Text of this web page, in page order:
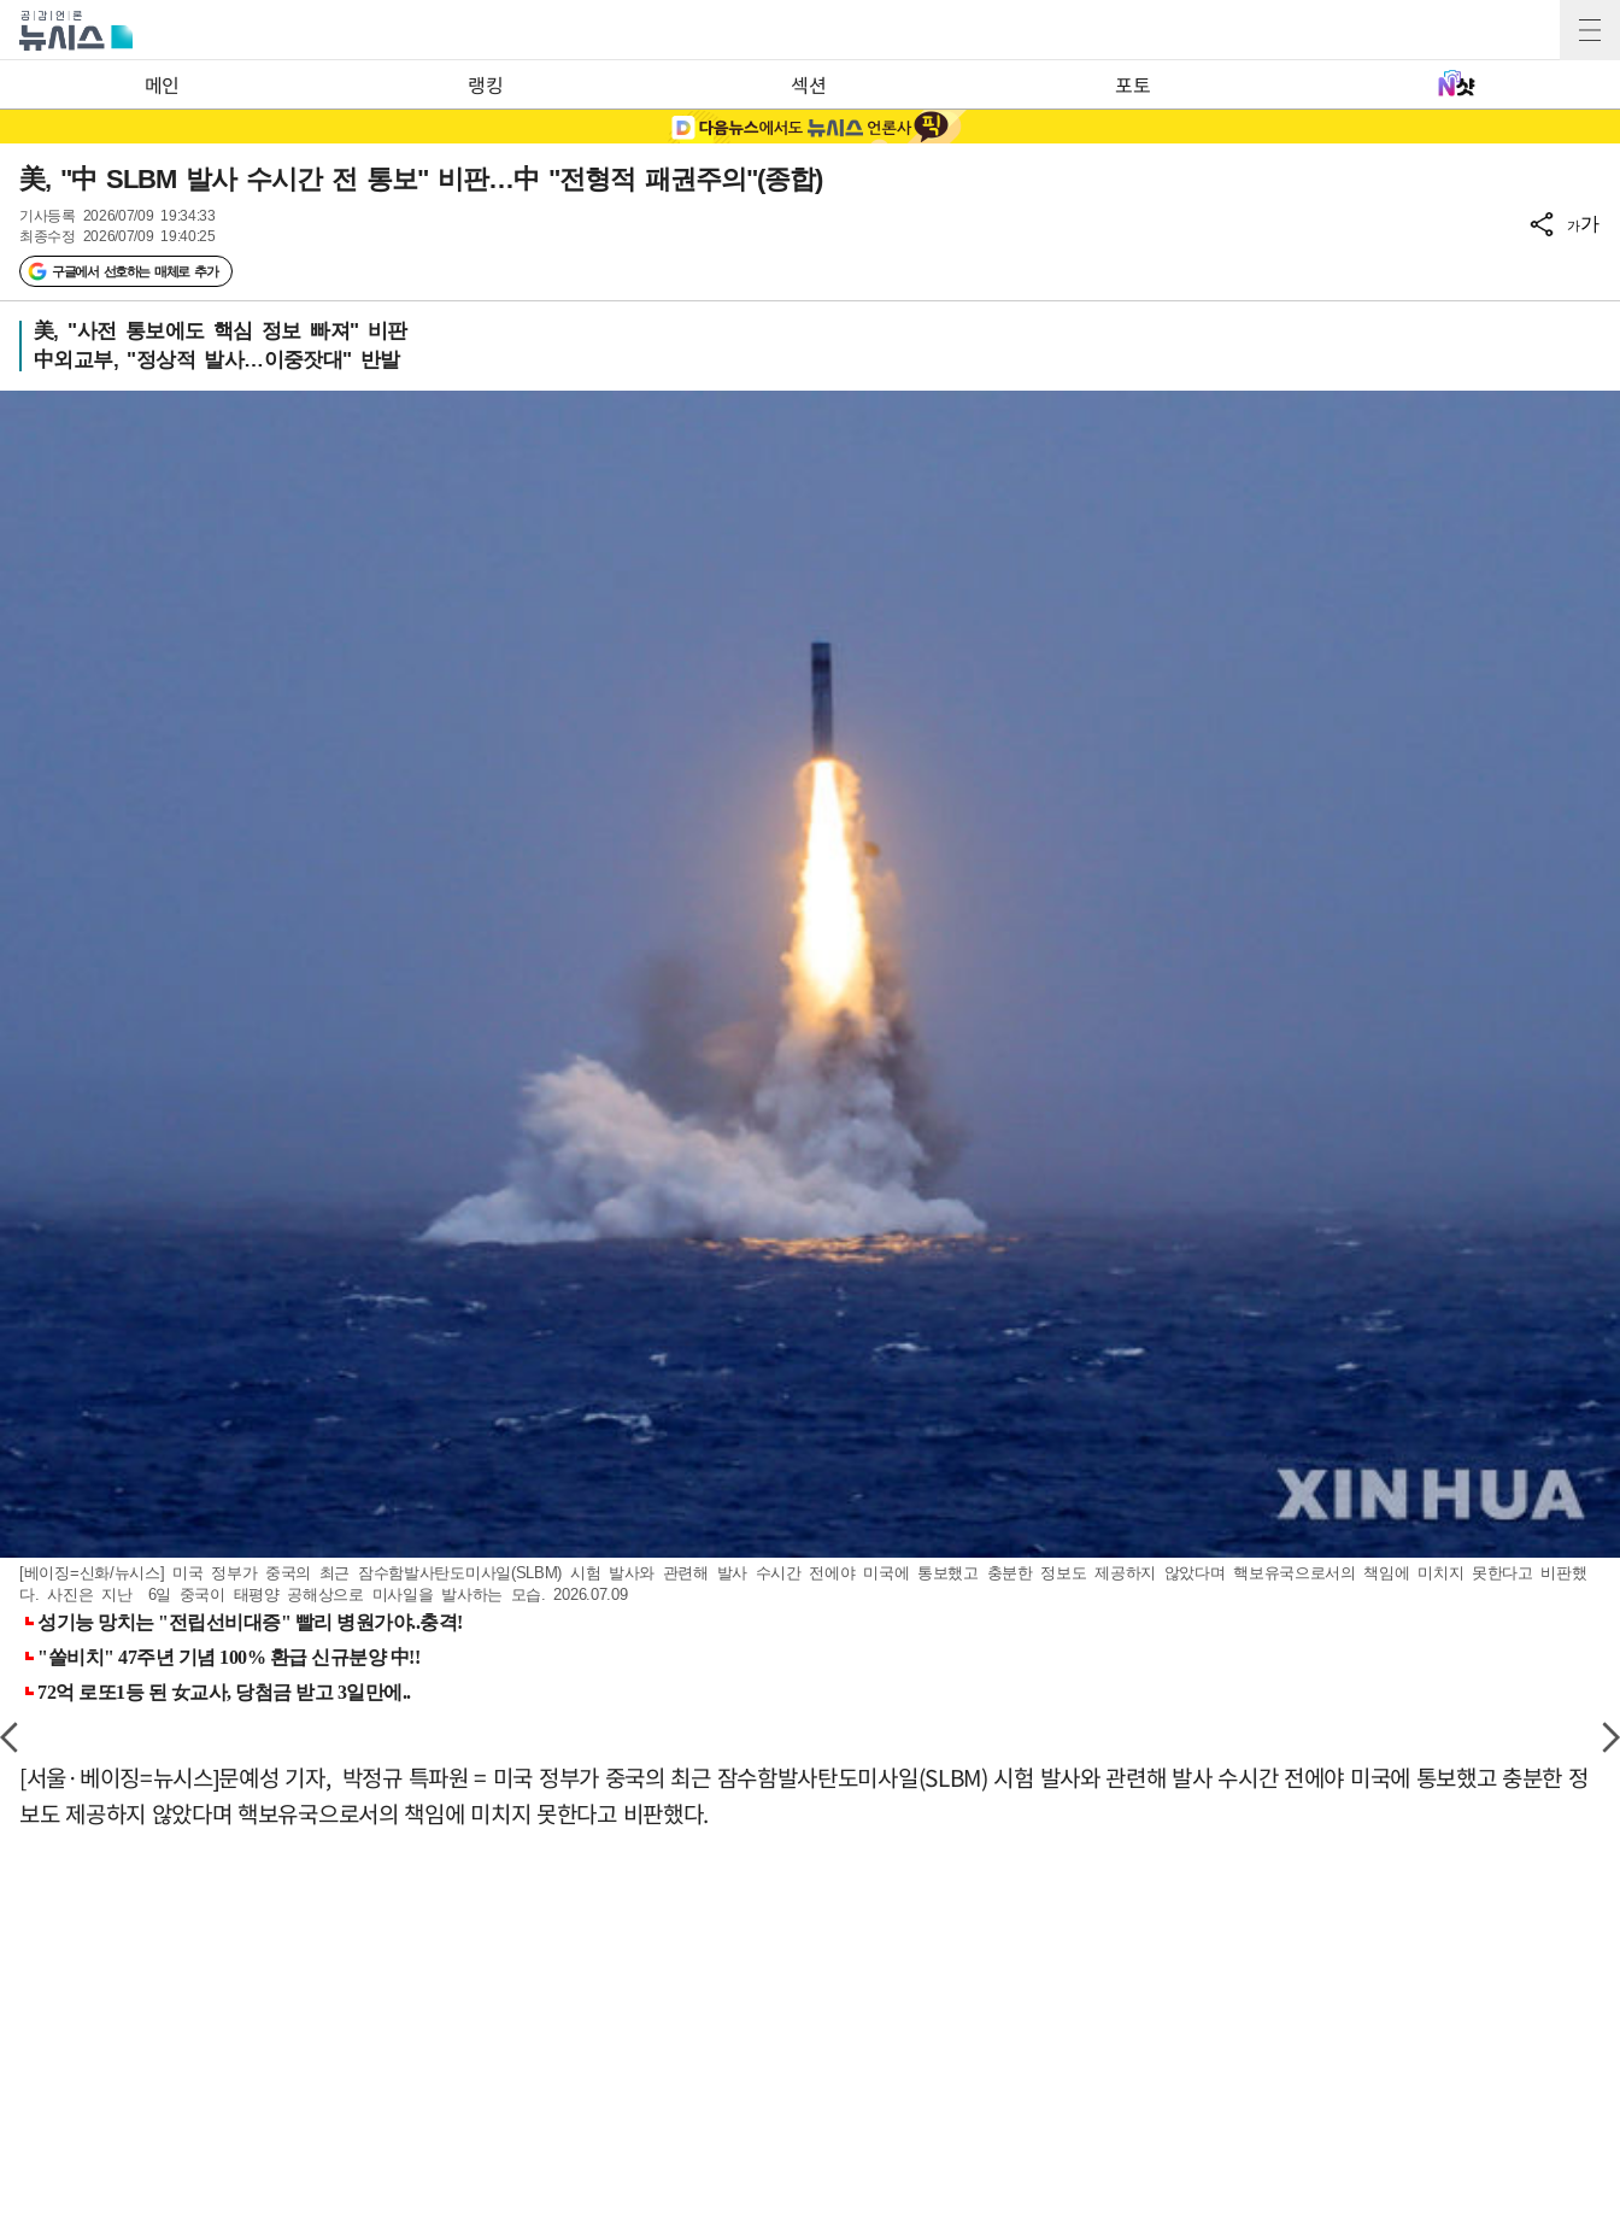
메인 랭킹 섹션 포토
美, "中 SLBM 발사 수시간 전 통보" 비판…中 "전형적 패권주의"(종합)
기사등록 2026/07/09 19:34:33
최종수정 2026/07/09 19:40:25
구글에서 선호하는 매체로 추가
가가
美, "사전 통보에도 핵심 정보 빠져" 비판
中외교부, "정상적 발사…이중잣대" 반발
[베이징=신화/뉴시스] 미국 정부가 중국의 최근 잠수함발사탄도미사일(SLBM) 시험 발사와 관련해 발사 수시간 전에야 미국에 통보했고 충분한 정보도 제공하지 않았다며 핵보유국으로서의 책임에 미치지 못한다고 비판했
다. 사진은 지난 6일 중국이 태평양 공해상으로 미사일을 발사하는 모습. 2026.07.09
[서울·베이징=뉴시스]문예성 기자, 박정규 특파원 = 미국 정부가 중국의 최근 잠수함발사탄도미사일(SLBM) 시험 발사와 관련해 발사 수시간 전에야 미국에 통보했고 충분한 정
보도 제공하지 않았다며 핵보유국으로서의 책임에 미치지 못한다고 비판했다.